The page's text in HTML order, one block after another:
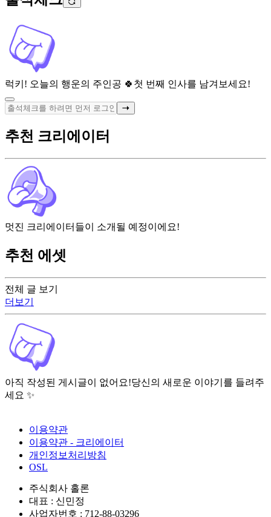
럭키! 오늘의 행운의 주인공 🍀 첫 번째 인사를 남겨보세요!
전체 글 보기
더보기
아직 작성된 게시글이 없어요!당신의 새로운 이야기를 들려주
세요 ✨
추천 크리에이터
멋진 크리에이터들이 소개될 예정이에요!
추천 에셋
이용약관
이용약관 - 크리에이터
개인정보처리방침
OSL
주식회사 홀론
대표 : 신민정
사업자번호 : 712-88-03296